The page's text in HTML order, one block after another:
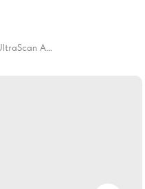
Арочный металлодетектор UltraScan A600 1000